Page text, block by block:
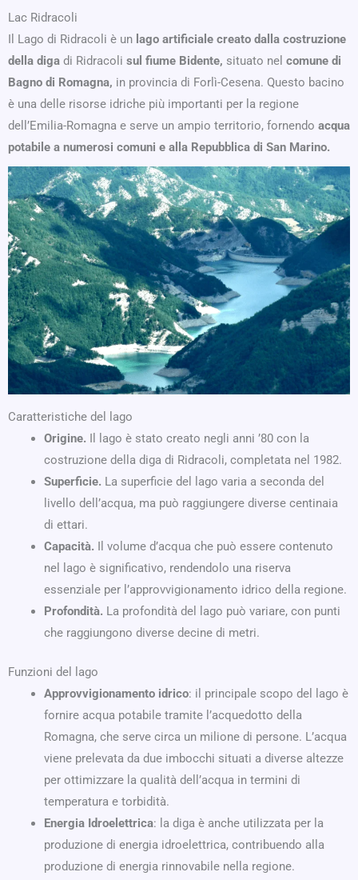
Lac Ridracoli
Il Lago di Ridracoli è un lago artificiale creato dalla costruzione
della diga di Ridracoli sul fiume Bidente, situato nel comune di
Bagno di Romagna, in provincia di Forlì-Cesena. Questo bacino
è una delle risorse idriche più importanti per la regione
dell’Emilia-Romagna e serve un ampio territorio, fornendo acqua
potabile a numerosi comuni e alla Repubblica di San Marino.
Caratteristiche del lago
Origine. Il lago è stato creato negli anni ’80 con la
costruzione della diga di Ridracoli, completata nel 1982.
Superficie. La superficie del lago varia a seconda del
livello dell’acqua, ma può raggiungere diverse centinaia
di ettari.
Capacità. Il volume d’acqua che può essere contenuto
nel lago è significativo, rendendolo una riserva
essenziale per l’approvvigionamento idrico della regione.
Profondità. La profondità del lago può variare, con punti
che raggiungono diverse decine di metri.
Funzioni del lago
Approvvigionamento idrico: il principale scopo del lago è
fornire acqua potabile tramite l’acquedotto della
Romagna, che serve circa un milione di persone. L’acqua
viene prelevata da due imbocchi situati a diverse altezze
per ottimizzare la qualità dell’acqua in termini di
temperatura e torbidità.
Energia Idroelettrica: la diga è anche utilizzata per la
produzione di energia idroelettrica, contribuendo alla
produzione di energia rinnovabile nella regione.